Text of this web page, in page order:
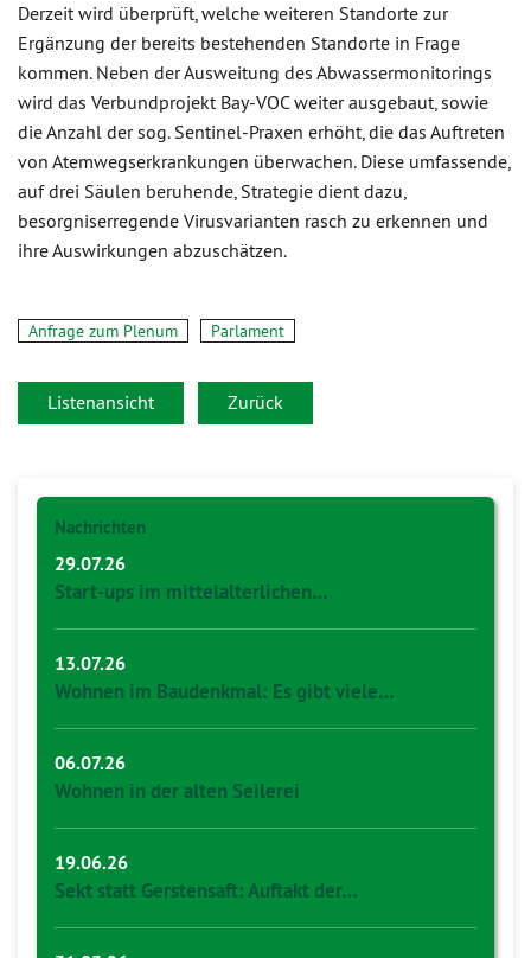
Derzeit wird überprüft, welche weiteren Standorte zur
Ergänzung der bereits bestehenden Standorte in Frage
kommen. Neben der Ausweitung des Abwassermonitorings
wird das Verbundprojekt Bay-VOC weiter ausgebaut, sowie
die Anzahl der sog. Sentinel-Praxen erhöht, die das Auftreten
von Atemwegserkrankungen überwachen. Diese umfassende,
auf drei Säulen beruhende, Strategie dient dazu,
besorgniserregende Virusvarianten rasch zu erkennen und
ihre Auswirkungen abzuschätzen.
Anfrage zum Plenum Parlament
Listenansicht Zurück
Nachrichten
29.07.26
Start-ups im mittelalterlichen…
13.07.26
Wohnen im Baudenkmal: Es gibt viele…
06.07.26
Wohnen in der alten Seilerei
19.06.26
Sekt statt Gerstensaft: Auftakt der…